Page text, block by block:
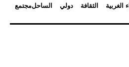
الغربية الثقافة دولي الساحلمجتمع